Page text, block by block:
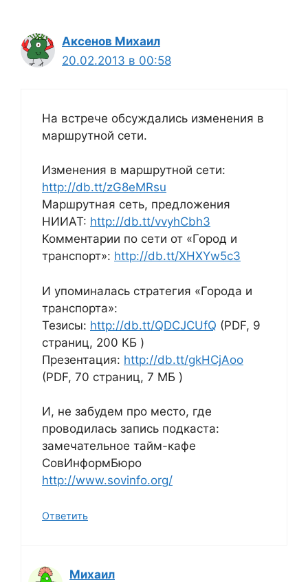
Аксенов Михаил
20.02.2013 в 00:58
На встрече обсуждались изменения в
маршрутной сети.
Изменения в маршрутной сети:
http://db.tt/zG8eMRsu
Маршрутная сеть, предложения
НИИАТ: http://db.tt/vvyhCbh3
Комментарии по сети от «Город и
транспорт»: http://db.tt/XHXYw5c3
И упоминалась стратегия «Города и
транспорта»:
Тезисы: http://db.tt/QDCJCUfQ (PDF, 9
страниц, 200 КБ )
Презентация: http://db.tt/gkHCjAoo
(PDF, 70 страниц, 7 МБ )
И, не забудем про место, где
проводилась запись подкаста:
замечательное тайм-кафе
СовИнформБюро
http://www.sovinfo.org/
Ответить
Михаил